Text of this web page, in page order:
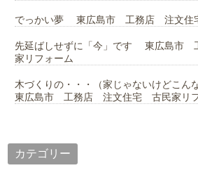
でっかい夢 東広島市 工務店 注文住
先延ばしせずに「今」です 東広島市
家リフォーム
木づくりの・・・（家じゃないけどこ
東広島市 工務店 注文住宅 古民家リ
カテゴリー